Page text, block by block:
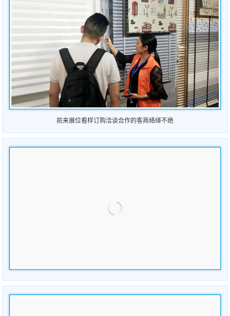
前来展位看样订购洽谈合作的客商络绎不绝